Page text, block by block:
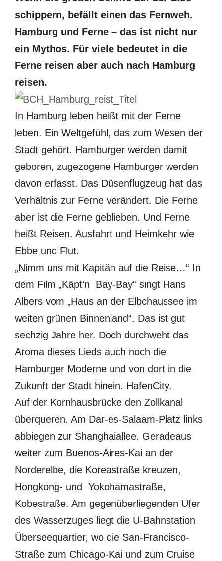
schippern, befällt einen das Fernweh.
Hamburg und Ferne – das ist nicht nur
ein Mythos. Für viele bedeutet in die
Ferne reisen aber auch nach Hamburg
reisen.
In Hamburg leben heißt mit der Ferne
leben. Ein Weltgefühl, das zum Wesen der
Stadt gehört. Hamburger werden damit
geboren, zugezogene Hamburger werden
davon erfasst. Das Düsenflugzeug hat das
Verhältnis zur Ferne verändert. Die Ferne
aber ist die Ferne geblieben. Und Ferne
heißt Reisen. Ausfahrt und Heimkehr wie
Ebbe und Flut.
„Nimm uns mit Kapitän auf die Reise…“ In
dem Film „Käpt‘n Bay-Bay“ singt Hans
Albers vom „Haus an der Elbchaussee im
weiten grünen Binnenland“. Das ist gut
sechzig Jahre her. Doch durchweht das
Aroma dieses Lieds auch noch die
Hamburger Moderne und von dort in die
Zukunft der Stadt hinein. HafenCity.
Auf der Kornhausbrücke den Zollkanal
überqueren. Am Dar-es-Salaam-Platz links
abbiegen zur Shanghaiallee. Geradeaus
weiter zum Buenos-Aires-Kai an der
Norderelbe, die Koreastraße kreuzen,
Hongkong- und Yokohamastraße,
Kobestraße. Am gegenüberliegenden Ufer
des Wasserzuges liegt die U-Bahnstation
Überseequartier, wo die San-Francisco-
Straße zum Chicago-Kai und zum Cruise